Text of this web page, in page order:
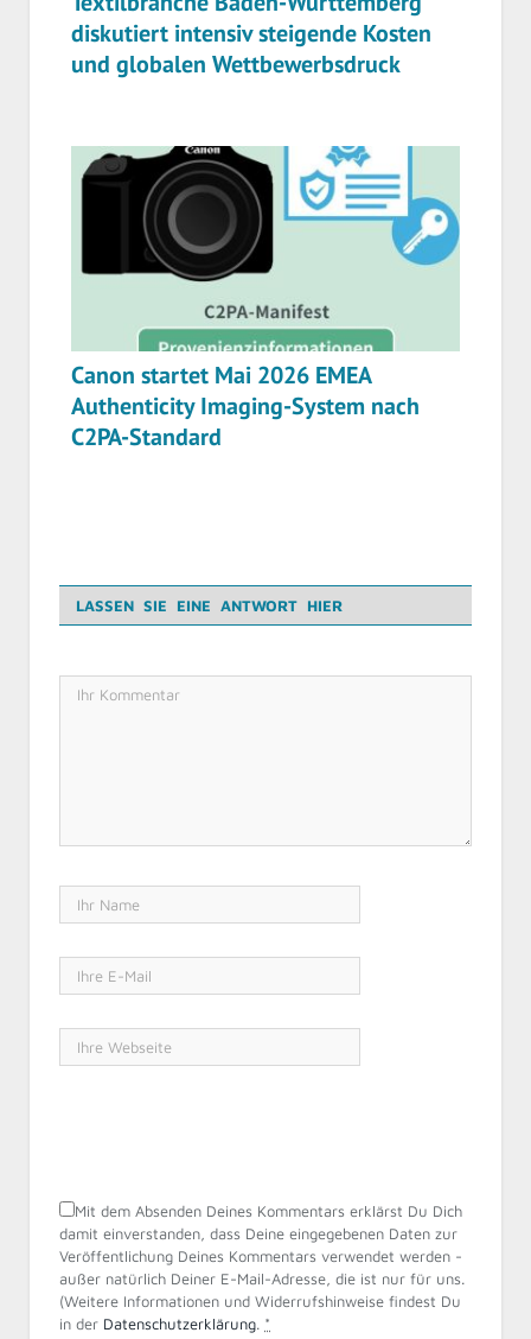
diskutiert intensiv steigende Kosten
und globalen Wettbewerbsdruck
Canon startet Mai 2026 EMEA
Authenticity Imaging-System nach
C2PA-Standard
LASSEN SIE EINE ANTWORT HIER
Mit dem Absenden Deines Kommentars erklärst Du Dich
damit einverstanden, dass Deine eingegebenen Daten zur
Veröffentlichung Deines Kommentars verwendet werden -
außer natürlich Deiner E-Mail-Adresse, die ist nur für uns.
(Weitere Informationen und Widerrufshinweise findest Du
in der Datenschutzerklärung. *